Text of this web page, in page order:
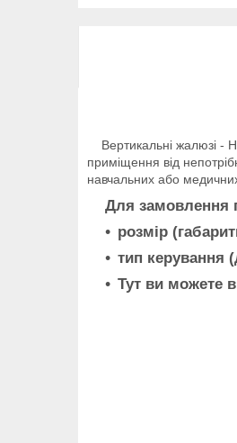
Вертикальні жалюзі -
приміщення від
навчальних або
Для замовлення
розмір
тип керування
Тут ви можете